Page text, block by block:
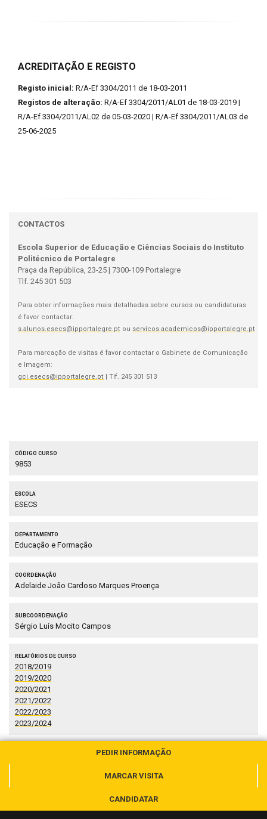
ACREDITAÇÃO E REGISTO
Registo inicial: R/A-Ef 3304/2011 de 18-03-2011
Registos de alteração: R/A-Ef 3304/2011/AL01 de 18-03-2019 |
R/A-Ef 3304/2011/AL02 de 05-03-2020 | R/A-Ef 3304/2011/AL03 de
25-06-2025
CONTACTOS
Escola Superior de Educação e Ciências Sociais do Instituto
Politécnico de Portalegre
Praça da República, 23-25 | 7300-109 Portalegre
Tlf. 245 301 503
Para obter informações mais detalhadas sobre cursos ou candidaturas
é favor contactar:
s.alunos.esecs@ipportalegre.pt ou servicos.academicos@ipportalegre.pt
Para marcação de visitas é favor contactar o Gabinete de Comunicação
e Imagem:
gci.esecs@ipportalegre.pt | Tlf. 245 301 513
Código curso
9853
Escola
ESECS
Departamento
Educação e Formação
Coordenação
Adelaide João Cardoso Marques Proença
Subcoordenação
Sérgio Luís Mocito Campos
Relatórios de Curso
2018/2019
2019/2020
2020/2021
2021/2022
2022/2023
2023/2024
PEDIR INFORMAÇÃO
MARCAR VISITA
CANDIDATAR